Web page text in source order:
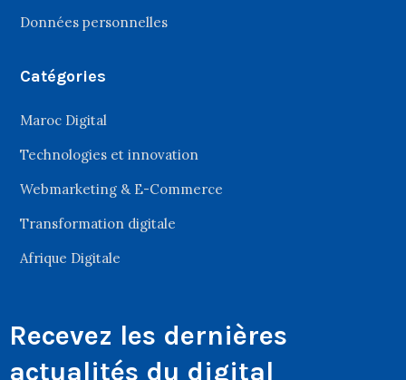
Données personnelles
Catégories
Maroc Digital
Technologies et innovation
Webmarketing & E-Commerce
Transformation digitale
Afrique Digitale
Recevez les dernières
actualités du digital